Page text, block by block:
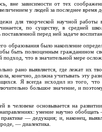
вне зависимости от тех
у людей за последнее время
для творческой научной работы
по существу, в средней
перед ней задаче
образования было накопление
быть полноценным гражданином
подход, что в значительной мере
рано выявляется, где лежат их
конечно, должна учитывать эту
Я всегда исходил из того,
большое значение, и
в человеке основывается на
умение научно
практике — дедукция; и, наконец,
— диалектика.